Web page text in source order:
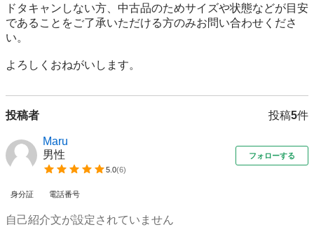
ドタキャンしない方、中古品のためサイズや状態などが目安
であることをご了承いただける方のみお問い合わせくださ
い。
よろしくおねがいします。
投稿者 投稿5件
Maru
男性
5.0(6)
フォローする
身分証 電話番号
自己紹介文が設定されていません